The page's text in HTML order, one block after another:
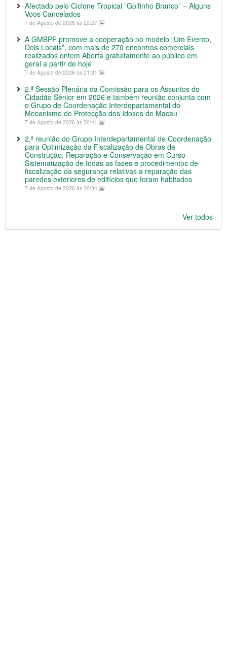
Afectado pelo Ciclone Tropical “Golfinho Branco” – Alguns
Voos Cancelados
7 de Agosto de 2026 às 22:27
A GMBPF promove a cooperação no modelo “Um Evento,
Dois Locais”, com mais de 270 encontros comerciais
realizados ontem Aberta gratuitamente ao público em
geral a partir de hoje
7 de Agosto de 2026 às 21:31
2.ª Sessão Plenária da Comissão para os Assuntos do
Cidadão Sénior em 2026 e também reunião conjunta com
o Grupo de Coordenação Interdepartamental do
Mecanismo de Protecção dos Idosos de Macau
7 de Agosto de 2026 às 20:41
2.ª reunião do Grupo Interdepartamental de Coordenação
para Optimização da Fiscalização de Obras de
Construção, Reparação e Conservação em Curso
Sistematização de todas as fases e procedimentos de
fiscalização da segurança relativas a reparação das
paredes exteriores de edifícios que foram habitados
7 de Agosto de 2026 às 20:34
Ver todos